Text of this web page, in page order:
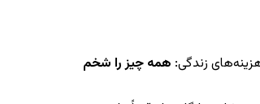
زندگی: همه چیز را شخم